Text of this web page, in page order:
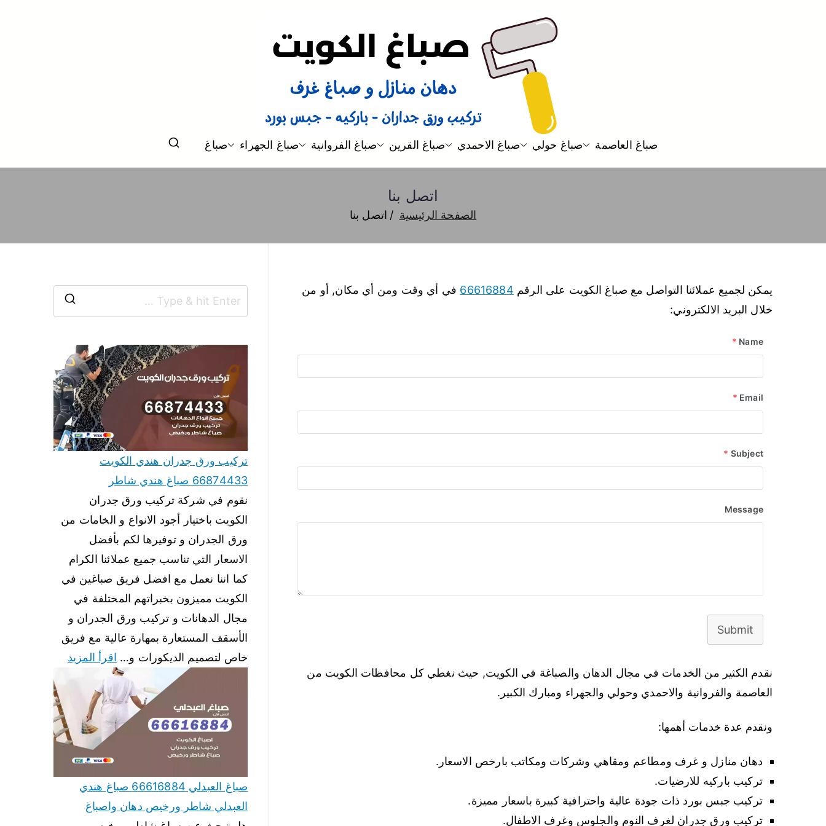
صباغ
صباغ الكويت 66616884 صباغ هندي رخيص و شاطر دهان منازل وتركيب ورق جدران صباغ العاصمة صباغ حولي صباغ الاحمدي صباغ القرين صباغ الفروانية صباغ الجهراء صباغ
اتصل بنا
الصفحة الرئيسية اتصل بنا
يمكن لجميع عملائنا التواصل مع صباغ الكويت على الرقم 66616884 في أي وقت ومن أي مكان, أو من
خلال البريد الالكتروني:
Name
*
Email
*
Subject
*
Message
Submit
نقدم الكثير من الخدمات في مجال الدهان والصباغة في الكويت, حيث نغطي كل محافظات الكويت من
العاصمة والفروانية والاحمدي وحولي والجهراء ومبارك الكبير.
ونقدم عدة خدمات أهمها:
دهان منازل و غرف ومطاعم ومقاهي وشركات ومكاتب بارخص الاسعار.
تركيب باركيه للارضيات.
تركيب جبس بورد ذات جودة عالية واحترافية كبيرة باسعار مميزة.
تركيب ورق جدران لغرف النوم والجلوس وغرف الاطفال.
تركيب ورق جدران هندي الكويت
66874433 صباغ هندي شاطر
نقوم في شركة تركيب ورق جدران
الكويت باختيار أجود الانواع و الخامات من
ورق الجدران و توفيرها لكم بأفضل
الاسعار التي تناسب جميع عملائنا الكرام
كما اننا نعمل مع افضل فريق صباغين في
الكويت مميزون بخبراتهم المختلفة في
مجال الدهانات و تركيب ورق الجدران و
الأسقف المستعارة بمهارة عالية مع فريق
خاص لتصميم الديكورات و… اقرأ المزيد
صباغ العبدلي 66616884 صباغ هندي
العبدلي شاطر ورخيص دهان واصباغ